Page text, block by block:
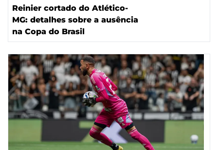
Reinier cortado do Atlético-
MG: detalhes sobre a ausência
na Copa do Brasil